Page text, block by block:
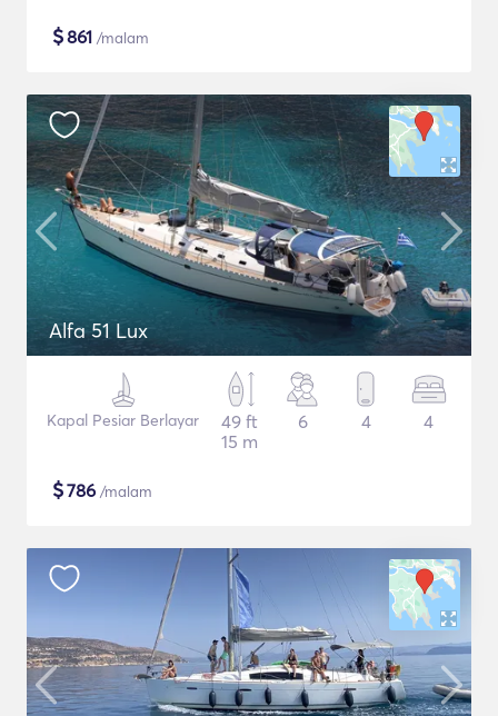
$861 /malam
Alfa 51 Lux
Kapal Pesiar Berlayar
49 ft
15 m
6 4 4
$786 /malam